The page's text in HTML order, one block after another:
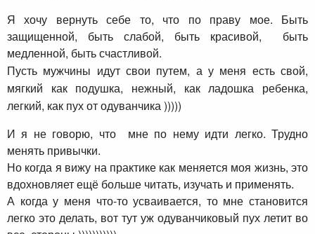
Я хочу вернуть себе то, что по праву мое. Быть
защищенной, быть слабой, быть красивой, быть
медленной, быть счастливой.
Пусть мужчины идут свои путем, а у меня есть свой,
мягкий как подушка, нежный, как ладошка ребенка,
легкий, как пух от одуванчика )))))
И я не говорю, что мне по нему идти легко. Трудно
менять привычки.
Но когда я вижу на практике как меняется моя жизнь, это
вдохновляет ещё больше читать, изучать и применять.
А когда у меня что-то усваивается, то мне становится
легко это делать, вот тут уж одуванчиковый пух летит во